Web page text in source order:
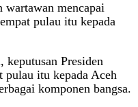
mencapai
pulau itu kepada
Presiden
pulau itu kepada Aceh
komponen bangsa.